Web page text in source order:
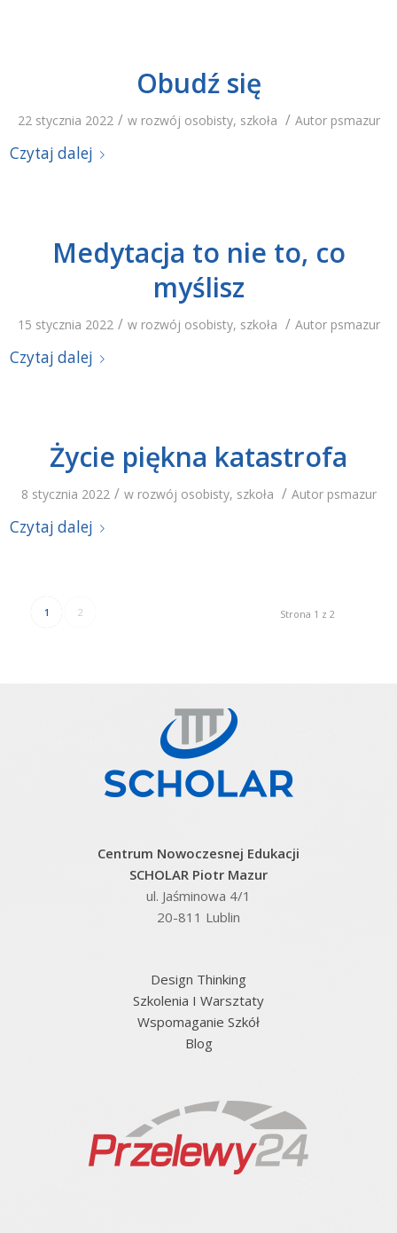
Obudź się
22 stycznia 2022 / w rozwój osobisty, szkoła / Autor psmazur
Czytaj dalej
Medytacja to nie to, co
myślisz
15 stycznia 2022 / w rozwój osobisty, szkoła / Autor psmazur
Czytaj dalej
Życie piękna katastrofa
8 stycznia 2022 / w rozwój osobisty, szkoła / Autor psmazur
Czytaj dalej
Strona 1 z 2
1 2
Centrum Nowoczesnej Edukacji
SCHOLAR Piotr Mazur
ul. Jaśminowa 4/1
20-811 Lublin
Design Thinking
Szkolenia I Warsztaty
Wspomaganie Szkół
Blog